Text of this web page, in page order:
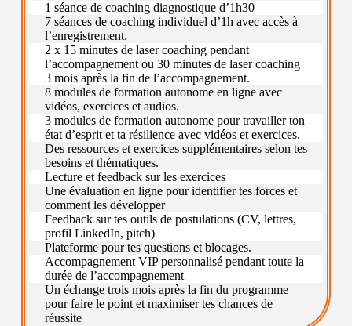
1 séance de coaching diagnostique d’1h30
7 séances de coaching individuel d’1h avec accès à
l’enregistrement.
2 x 15 minutes de laser coaching pendant
l’accompagnement ou 30 minutes de laser coaching
3 mois après la fin de l’accompagnement.
8 modules de formation autonome en ligne avec
vidéos, exercices et audios.
3 modules de formation autonome pour travailler ton
état d’esprit et ta résilience avec vidéos et exercices.
Des ressources et exercices supplémentaires selon tes
besoins et thématiques.
Lecture et feedback sur les exercices
Une évaluation en ligne pour identifier tes forces et
comment les développer
Feedback sur tes outils de postulations (CV, lettres,
profil LinkedIn, pitch)
Plateforme pour tes questions et blocages.
Accompagnement VIP personnalisé pendant toute la
durée de l’accompagnement
Un échange trois mois après la fin du programme
pour faire le point et maximiser tes chances de
réussite